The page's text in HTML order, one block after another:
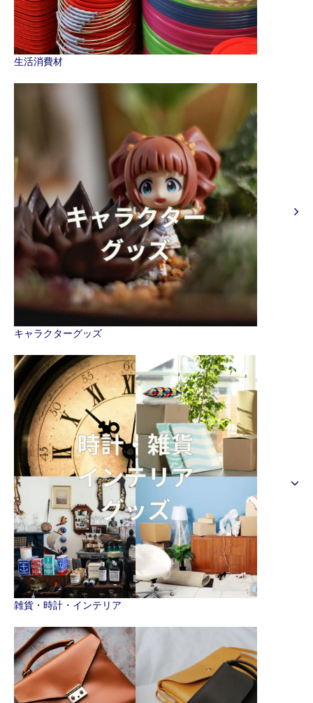
生活消費材
キャラクターグッズ
雑貨・時計・インテリア